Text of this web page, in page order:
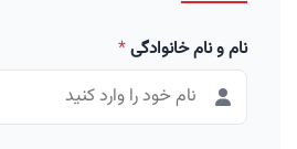
نام و نام خانوادگی*